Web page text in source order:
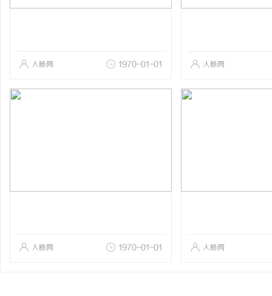
人脉网 1970-01-01 人脉网
人脉网 1970-01-01 人脉网